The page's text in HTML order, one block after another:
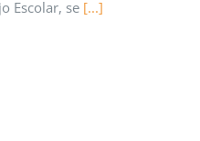
Escolar, se[...]